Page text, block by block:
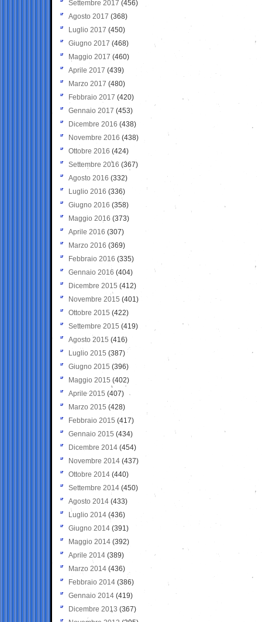
Settembre 2017 (456)
Agosto 2017 (368)
Luglio 2017 (450)
Giugno 2017 (468)
Maggio 2017 (460)
Aprile 2017 (439)
Marzo 2017 (480)
Febbraio 2017 (420)
Gennaio 2017 (453)
Dicembre 2016 (438)
Novembre 2016 (438)
Ottobre 2016 (424)
Settembre 2016 (367)
Agosto 2016 (332)
Luglio 2016 (336)
Giugno 2016 (358)
Maggio 2016 (373)
Aprile 2016 (307)
Marzo 2016 (369)
Febbraio 2016 (335)
Gennaio 2016 (404)
Dicembre 2015 (412)
Novembre 2015 (401)
Ottobre 2015 (422)
Settembre 2015 (419)
Agosto 2015 (416)
Luglio 2015 (387)
Giugno 2015 (396)
Maggio 2015 (402)
Aprile 2015 (407)
Marzo 2015 (428)
Febbraio 2015 (417)
Gennaio 2015 (434)
Dicembre 2014 (454)
Novembre 2014 (437)
Ottobre 2014 (440)
Settembre 2014 (450)
Agosto 2014 (433)
Luglio 2014 (436)
Giugno 2014 (391)
Maggio 2014 (392)
Aprile 2014 (389)
Marzo 2014 (436)
Febbraio 2014 (386)
Gennaio 2014 (419)
Dicembre 2013 (367)